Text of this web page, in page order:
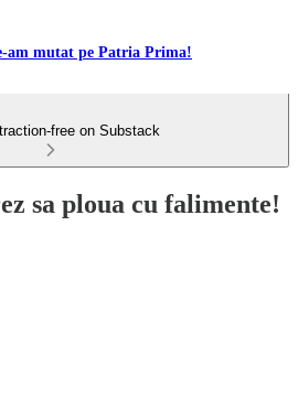
am mutat pe Patria Prima!
free on Substack
sa ploua cu falimente!